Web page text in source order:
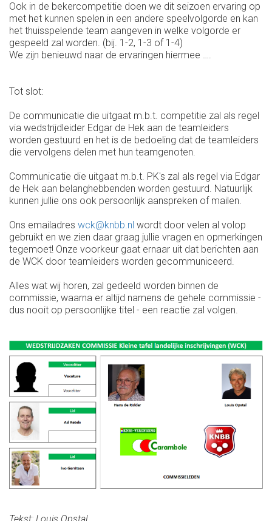
Ook in de bekercompetitie doen we dit seizoen ervaring op
met het kunnen spelen in een andere speelvolgorde en kan
het thuisspelende team aangeven in welke volgorde er
gespeeld zal worden. (bij. 1-2, 1-3 of 1-4)
We zijn benieuwd naar de ervaringen hiermee ….
Tot slot:
De communicatie die uitgaat m.b.t. competitie zal als regel
via wedstrijdleider Edgar de Hek aan de teamleiders
worden gestuurd en het is de bedoeling dat de teamleiders
die vervolgens delen met hun teamgenoten.
Communicatie die uitgaat m.b.t. PK's zal als regel via Edgar
de Hek aan belanghebbenden worden gestuurd. Natuurlijk
kunnen jullie ons ook persoonlijk aanspreken of mailen.
Ons emailadres wck@knbb.nl wordt door velen al volop
gebruikt en we zien daar graag jullie vragen en opmerkingen
tegemoet! Onze voorkeur gaat ernaar uit dat berichten aan
de WCK door teamleiders worden gecommuniceerd.
Alles wat wij horen, zal gedeeld worden binnen de
commissie, waarna er altijd namens de gehele commissie -
dus nooit op persoonlijke titel - een reactie zal volgen.